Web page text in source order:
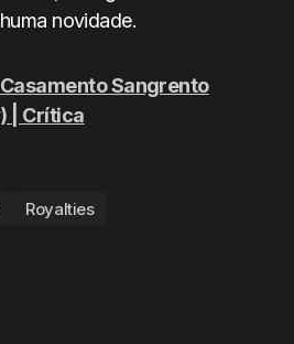
novidade.
Sangrento
| Crítica
Royalties